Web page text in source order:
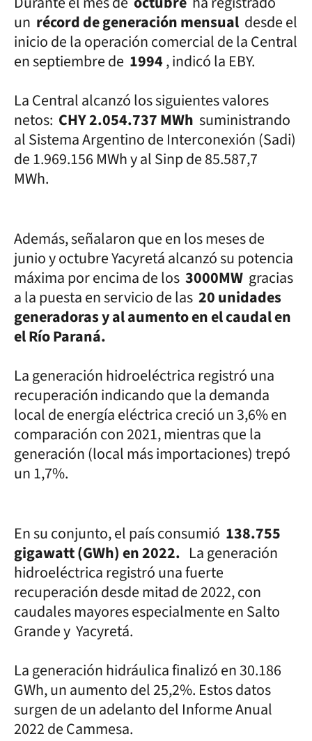
un récord de generación mensual desde el
inicio de la operación comercial de la Central
en septiembre de 1994, indicó la EBY.
La Central alcanzó los siguientes valores
netos: CHY 2.054.737 MWh suministrando
al Sistema Argentino de Interconexión (Sadi)
de 1.969.156 MWh y al Sinp de 85.587,7
MWh.
Además, señalaron que en los meses de
junio y octubre Yacyretá alcanzó su potencia
máxima por encima de los 3000MW gracias
a la puesta en servicio de las 20 unidades
generadoras y al aumento en el caudal en
el Río Paraná.
La generación hidroeléctrica registró una
recuperación indicando que la demanda
local de energía eléctrica creció un 3,6% en
comparación con 2021, mientras que la
generación (local más importaciones) trepó
un 1,7%.
En su conjunto, el país consumió 138.755
gigawatt (GWh) en 2022. La generación
hidroeléctrica registró una fuerte
recuperación desde mitad de 2022, con
caudales mayores especialmente en Salto
Grande y Yacyretá.
La generación hidráulica finalizó en 30.186
GWh, un aumento del 25,2%. Estos datos
surgen de un adelanto del Informe Anual
2022 de Cammesa.